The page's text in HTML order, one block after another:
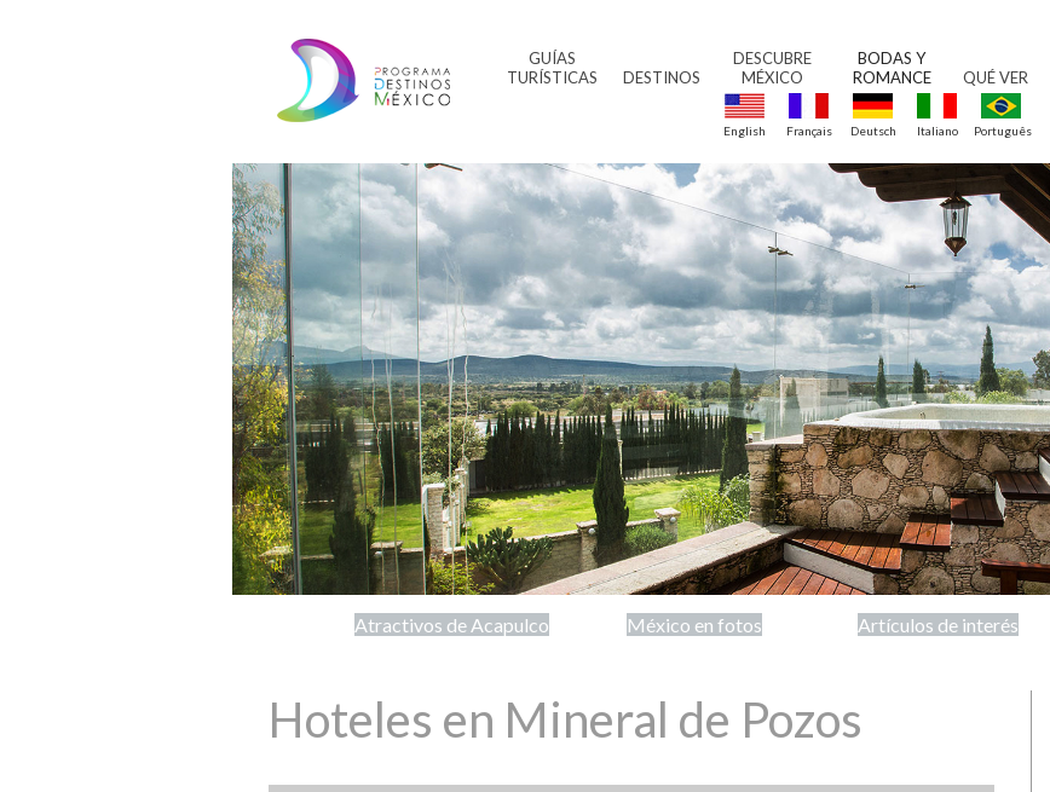
GUÍAS
TURÍSTICAS
DESTINOS
DESCUBRE
MÉXICO
BODAS Y
ROMANCE
QUÉ VER
English Français Deutsch Italiano Português
Atractivos de Acapulco México en fotos Artículos de interés
Hoteles en Mineral de Pozos